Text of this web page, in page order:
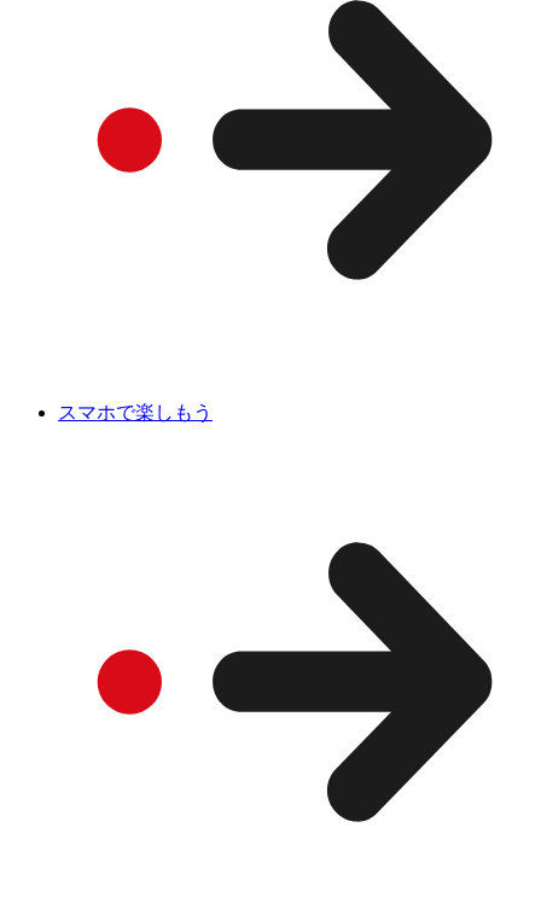
スマホで楽しもう